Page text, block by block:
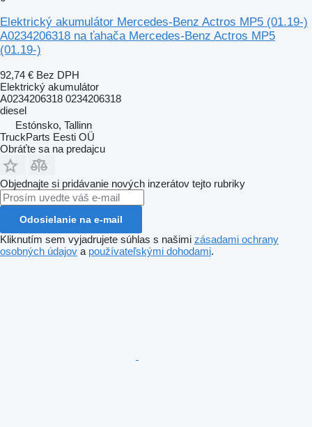
Elektrický akumulátor Mercedes-Benz Actros MP5 (01.19-)
A0234206318 na ťahača Mercedes-Benz Actros MP5
(01.19-)
92,74 € Bez DPH
Elektrický akumulátor
A0234206318 0234206318
diesel
Estónsko, Tallinn
TruckParts Eesti OÜ
Obráťte sa na predajcu
Objednajte si pridávanie nových inzerátov tejto rubriky
Odosielanie na e-mail
Kliknutím sem vyjadrujete súhlas s našimi zásadami ochrany
osobných údajov a používateľskými dohodami.